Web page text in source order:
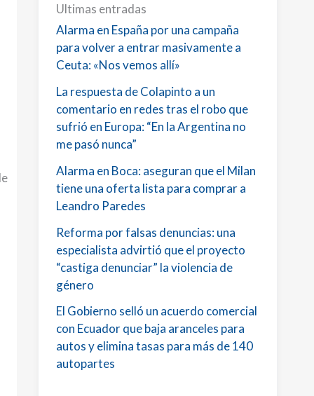
Ultimas entradas
Alarma en España por una campaña
para volver a entrar masivamente a
Ceuta: «Nos vemos allí»
La respuesta de Colapinto a un
comentario en redes tras el robo que
sufrió en Europa: “En la Argentina no
me pasó nunca”
Alarma en Boca: aseguran que el Milan
tiene una oferta lista para comprar a
Leandro Paredes
Reforma por falsas denuncias: una
especialista advirtió que el proyecto
“castiga denunciar” la violencia de
género
El Gobierno selló un acuerdo comercial
con Ecuador que baja aranceles para
autos y elimina tasas para más de 140
autopartes